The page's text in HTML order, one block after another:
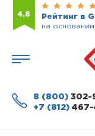
4.8
Рейтинг в
на
8 (800) 302-
+7 (812) 467-